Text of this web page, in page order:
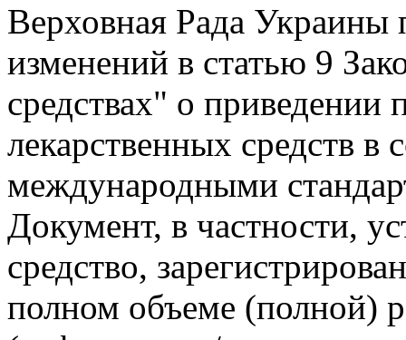
Верховная Рада Украины
изменений в статью 9
средствах" о приведении
лекарственных средств в
международными
Документ, в частности,
средство,
полном объеме (полной)